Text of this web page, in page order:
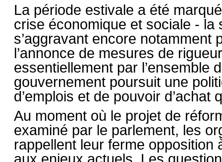
La période estivale a été
crise économique et sociale - la
s’aggravant encore notamment
l’annonce de mesures de
essentiellement par l’ensemble
gouvernement poursuit une
d’emplois et de pouvoir
Au moment où le projet de
examiné par le parlement, les
rappellent leur ferme
aux enjeux actuels. Les